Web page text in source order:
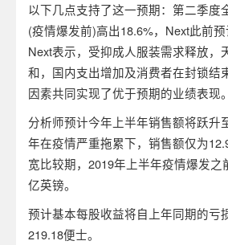
以下几点支持了这一预期：第二季度
(疫情爆发前)高出18.6%，Next此前预
Next表示，受抑成人服装需求释放，
和，国内支出增加及消费者在封锁结
因素共同实现了优于预期的业绩表现。
分析师预计今年上半年销售额将跃升
年在疫情严重拖累下，销售额仅为
宽比较期，2019年上半年疫情爆发之
亿英镑。
预计基本每股收益将自上年同期的亏
219.18便士。